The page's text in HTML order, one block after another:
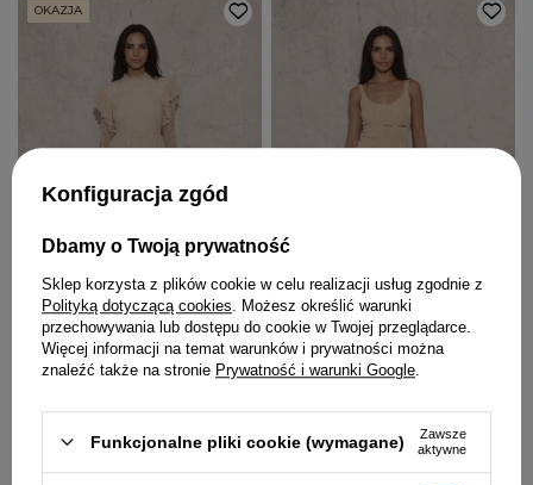
OKAZJA
WENDY - DZIANINOWA MINI W
375,20 ZŁ 469,00 zł
-20%
dni przed wprowadzeniem obniżki:
LORI BEŻOWA - DZIANINOWA
429,00 ZŁ
Konfiguracja zgód
Dbamy o Twoją prywatność
Sklep korzysta z plików cookie w celu realizacji usług zgodnie z
Polityką dotyczącą cookies . Możesz określić warunki
przechowywania lub dostępu do cookie w Twojej przeglądarce.
Więcej informacji na temat warunków i prywatności można
znaleźć także na stronie Prywatność i warunki Google
Funkcjonalne pliki cookie (wymagane)
Zawsze
aktywne